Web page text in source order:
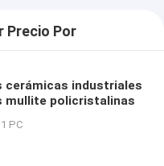
Precio Por
cerámicas industriales
mullite policristalinas
PC